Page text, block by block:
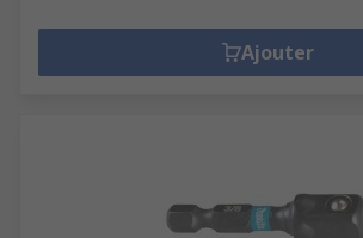
Ajouter